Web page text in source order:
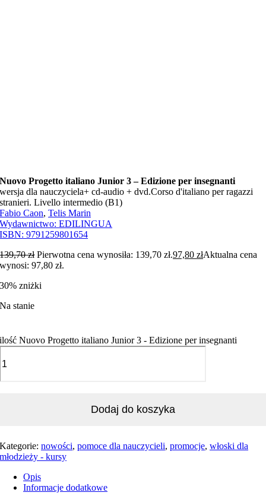
Nuovo Progetto italiano Junior 3 – Edizione per insegnanti
wersja dla nauczyciela+ cd-audio + dvd.Corso d'italiano per ragazzi
stranieri. Livello intermedio (B1)
Fabio Caon,Telis Marin
Wydawnictwo:EDILINGUA
ISBN:9791259801654
139,70zł Pierwotna cena wynosiła: 139,70 zł.97,80złAktualna cena
wynosi: 97,80 zł.
30% zniżki
Na stanie
ilość Nuovo Progetto italiano Junior 3 - Edizione per insegnanti
Dodaj do koszyka
Kategorie:nowości,pomoce dla nauczycieli,promocje,włoski dla
młodzieży - kursy
Opis
Informacje dodatkowe